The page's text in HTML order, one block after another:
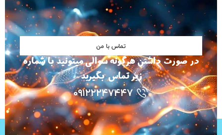
تماس با من
در صورت داشتن هرگونه سوالی میتونید با شماره
زیر تماس بگیرید
۰۹۱۲۲۲۴۷۴۴۷